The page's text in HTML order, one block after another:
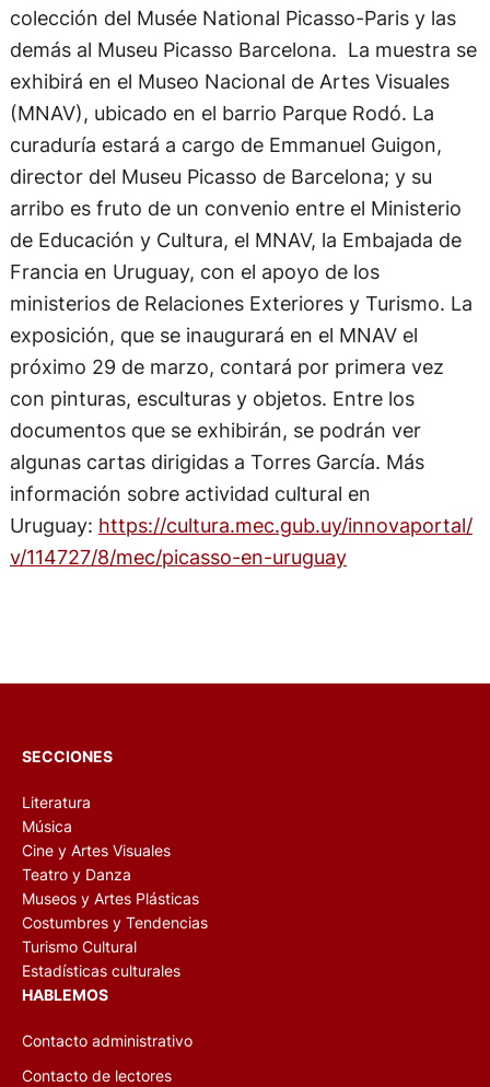
colección del Musée National Picasso-Paris y las
demás al Museu Picasso Barcelona. La muestra se
exhibirá en el Museo Nacional de Artes Visuales
(MNAV), ubicado en el barrio Parque Rodó. La
curaduría estará a cargo de Emmanuel Guigon,
director del Museu Picasso de Barcelona; y su
arribo es fruto de un convenio entre el Ministerio
de Educación y Cultura, el MNAV, la Embajada de
Francia en Uruguay, con el apoyo de los
ministerios de Relaciones Exteriores y Turismo. La
exposición, que se inaugurará en el MNAV el
próximo 29 de marzo, contará por primera vez
con pinturas, esculturas y objetos. Entre los
documentos que se exhibirán, se podrán ver
algunas cartas dirigidas a Torres García. Más
información sobre actividad cultural en
Uruguay: https://cultura.mec.gub.uy/innovaportal/
v/114727/8/mec/picasso-en-uruguay
SECCIONES
Literatura
Música
Cine y Artes Visuales
Teatro y Danza
Museos y Artes Plásticas
Costumbres y Tendencias
Turismo Cultural
Estadísticas culturales
HABLEMOS
Contacto administrativo
Contacto de lectores